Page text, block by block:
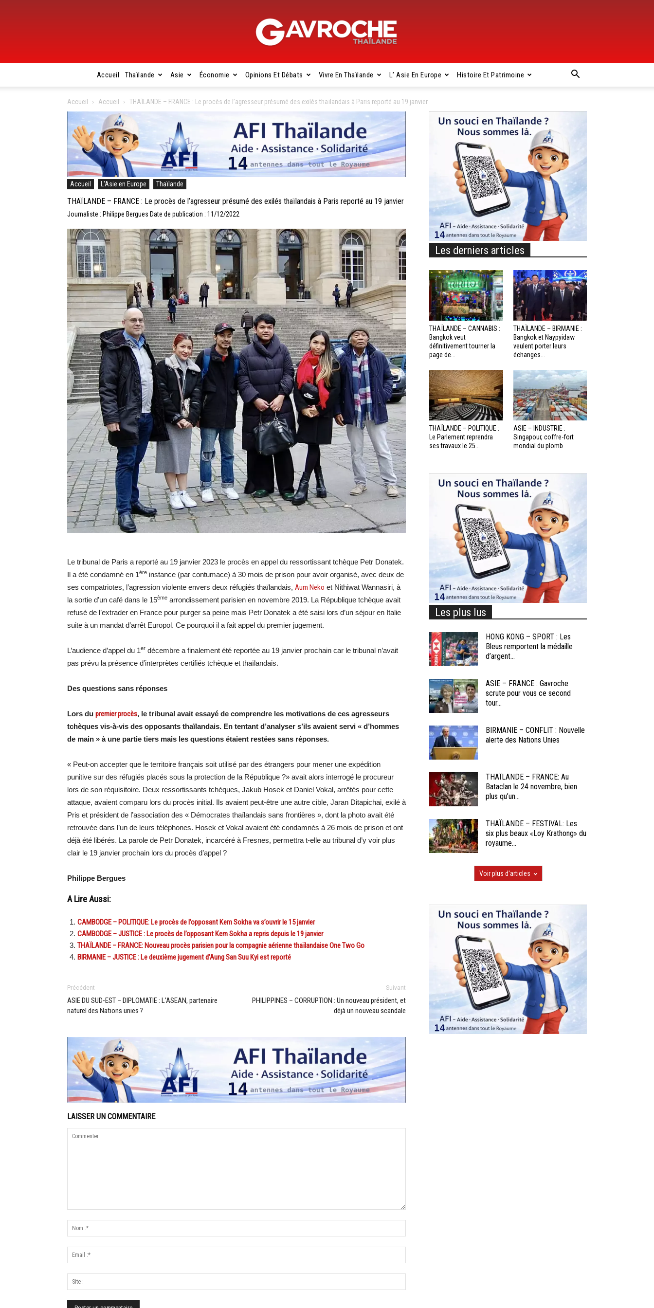
Gavroche
Thaïlande
Accueil Thaïlande Asie Économie Opinions Et Débats Vivre En Thaïlande L’ Asie En Europe Histoire Et Patrimoine
Accueil Accueil THAÏLANDE – FRANCE : Le procès de l’agresseur présumé des exilés thaïlandais à Paris reporté au 19 janvier
Accueil L'Asie en Europe Thaïlande
THAÏLANDE – FRANCE : Le procès de l’agresseur présumé des exilés thaïlandais à Paris reporté au 19 janvier
Journaliste : Philippe Bergues Date de publication : 11/12/2022
Le tribunal de Paris a reporté au 19 janvier 2023 le procès en appel du ressortissant tchèque Petr Donatek.
Il a été condamné en 1ère instance (par contumace) à 30 mois de prison pour avoir organisé, avec deux de
ses compatriotes, l’agression violente envers deux réfugiés thaïlandais, Aum Neko et Nithiwat Wannasiri, à
la sortie d’un café dans le 15ème arrondissement parisien en novembre 2019. La République tchèque avait
refusé de l’extrader en France pour purger sa peine mais Petr Donatek a été saisi lors d’un séjour en Italie
suite à un mandat d’arrêt Europol. Ce pourquoi il a fait appel du premier jugement.
L’audience d’appel du 1er décembre a finalement été reportée au 19 janvier prochain car le tribunal n’avait
pas prévu la présence d’interprètes certifiés tchèque et thaïlandais.
Des questions sans réponses
Lors du premier procès, le tribunal avait essayé de comprendre les motivations de ces agresseurs
tchèques vis-à-vis des opposants thaïlandais. En tentant d’analyser s’ils avaient servi « d’hommes
de main » à une partie tiers mais les questions étaient restées sans réponses.
« Peut-on accepter que le territoire français soit utilisé par des étrangers pour mener une expédition
punitive sur des réfugiés placés sous la protection de la République ?» avait alors interrogé le procureur
lors de son réquisitoire. Deux ressortissants tchèques, Jakub Hosek et Daniel Vokal, arrêtés pour cette
attaque, avaient comparu lors du procès initial. Ils avaient peut-être une autre cible, Jaran Ditapichai, exilé à
Pris et président de l’association des « Démocrates thaïlandais sans frontières », dont la photo avait été
retrouvée dans l’un de leurs téléphones. Hosek et Vokal avaient été condamnés à 26 mois de prison et ont
déjà été libérés. La parole de Petr Donatek, incarcéré à Fresnes, permettra t-elle au tribunal d’y voir plus
clair le 19 janvier prochain lors du procès d’appel ?
Philippe Bergues
A Lire Aussi:
CAMBODGE – POLITIQUE: Le procès de l’opposant Kem Sokha va s’ouvrir le 15 janvier
CAMBODGE – JUSTICE : Le procès de l’opposant Kem Sokha a repris depuis le 19 janvier
THAÏLANDE – FRANCE: Nouveau procès parisien pour la compagnie aérienne thaïlandaise One Two Go
BIRMANIE – JUSTICE : Le deuxième jugement d’Aung San Suu Kyi est reporté
Précédent
ASIE DU SUD-EST – DIPLOMATIE : L’ASEAN, partenaire
naturel des Nations unies ?
Suivant
PHILIPPINES – CORRUPTION : Un nouveau président, et
déjà un nouveau scandale
LAISSER UN COMMENTAIRE
Les derniers articles
THAÏLANDE – CANNABIS :
Bangkok veut
définitivement tourner la
page de...
THAÏLANDE – BIRMANIE :
Bangkok et Naypyidaw
veulent porter leurs
échanges...
THAÏLANDE – POLITIQUE :
Le Parlement reprendra
ses travaux le 25...
ASIE – INDUSTRIE :
Singapour, coffre-fort
mondial du plomb
Les plus lus
HONG KONG – SPORT : Les
Bleus remportent la médaille
d’argent...
ASIE – FRANCE : Gavroche
scrute pour vous ce second
tour...
BIRMANIE – CONFLIT : Nouvelle
alerte des Nations Unies
THAÏLANDE – FRANCE: Au
Bataclan le 24 novembre, bien
plus qu’un...
THAÏLANDE – FESTIVAL: Les
six plus beaux «Loy Krathong» du
royaume...
Voir plus d'articles